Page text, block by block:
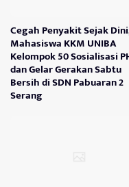
Cegah Penyakit Sejak
Mahasiswa KKM UNIBA
Kelompok 50 Sosialisasi
dan Gelar Gerakan Sabtu
Bersih di SDN Pabuaran 2
Serang